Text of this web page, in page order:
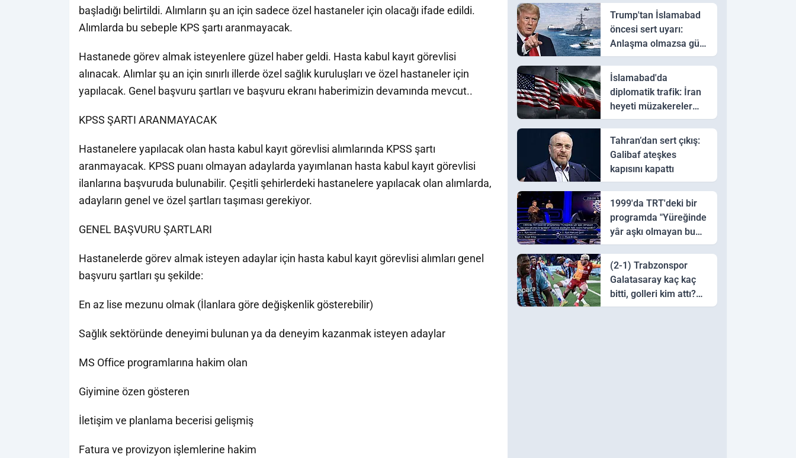
başladığı belirtildi. Alımların şu an için sadece özel hastaneler için olacağı ifade edildi.
Alımlarda bu sebeple KPS şartı aranmayacak.
Hastanede görev almak isteyenlere güzel haber geldi. Hasta kabul kayıt görevlisi
alınacak. Alımlar şu an için sınırlı illerde özel sağlık kuruluşları ve özel hastaneler için
yapılacak. Genel başvuru şartları ve başvuru ekranı haberimizin devamında mevcut..
KPSS ŞARTI ARANMAYACAK
Hastanelere yapılacak olan hasta kabul kayıt görevlisi alımlarında KPSS şartı
aranmayacak. KPSS puanı olmayan adaylarda yayımlanan hasta kabul kayıt görevlisi
ilanlarına başvuruda bulunabilir. Çeşitli şehirlerdeki hastanelere yapılacak olan alımlarda,
adayların genel ve özel şartları taşıması gerekiyor.
GENEL BAŞVURU ŞARTLARI
Hastanelerde görev almak isteyen adaylar için hasta kabul kayıt görevlisi alımları genel
başvuru şartları şu şekilde:
En az lise mezunu olmak (İlanlara göre değişkenlik gösterebilir)
Sağlık sektöründe deneyimi bulunan ya da deneyim kazanmak isteyen adaylar
MS Office programlarına hakim olan
Giyimine özen gösteren
İletişim ve planlama becerisi gelişmiş
Fatura ve provizyon işlemlerine hakim
Trump'tan İslamabad
öncesi sert uyarı:
Anlaşma olmazsa güç
kullanırız
İslamabad'da
diplomatik trafik: İran
heyeti müzakereler
için Pakistan'a ulaştı
Tahran’dan sert çıkış:
Galibaf ateşkes
kapısını kapattı
1999'da TRT'deki bir
programda "Yüreğinde
yâr aşkı olmayan bu
sazı çalarsa tingirdatır"
sözünü söyleyen halk
ozanı hangisidir?
(2-1) Trabzonspor
Galatasaray kaç kaç
bitti, golleri kim attı?
Trabzonspor